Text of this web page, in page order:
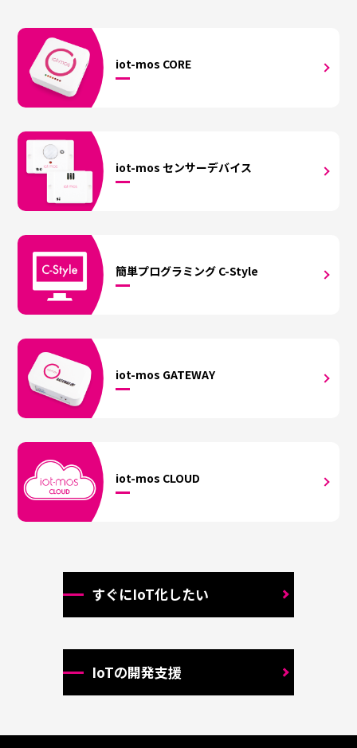
iot-mos CORE
iot-mos センサーデバイス
簡単プログラミング C-Style
iot-mos GATEWAY
iot-mos CLOUD
すぐにIoT化したい
IoTの開発支援